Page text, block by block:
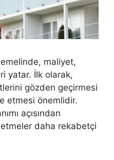
maliyet,
yatar. İlk olarak,
gözden geçirmesi
etmesi önemlidir.
açısından
daha rekabetçi